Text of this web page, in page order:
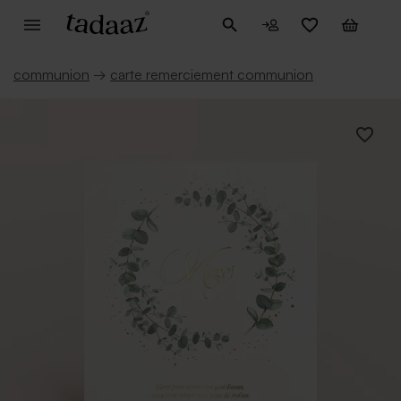
communion → carte remerciement communion